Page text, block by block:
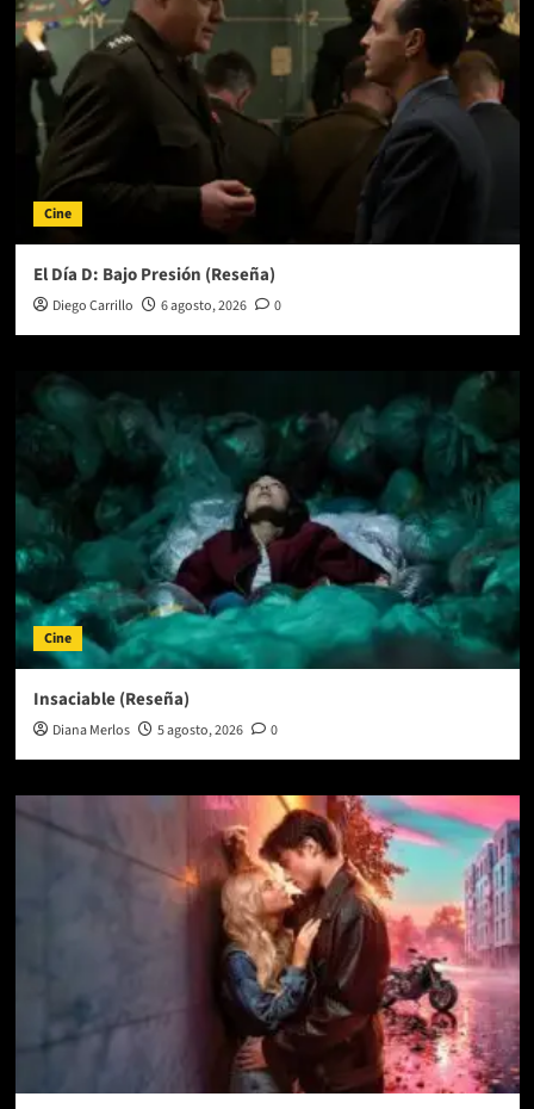
Cine
El Día D: Bajo Presión (Reseña)
Diego Carrillo 6 agosto, 2026 0
Cine
Insaciable (Reseña)
Diana Merlos 5 agosto, 2026 0